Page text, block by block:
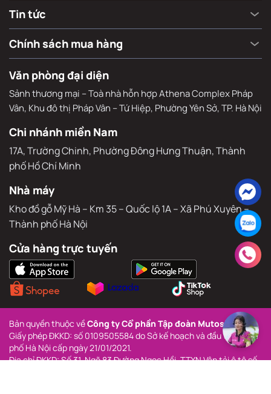
Chính sách mua hàng
Văn phòng đại diện
Sảnh thương mại – Toà nhà hỗn hợp Athena Complex Pháp
Vân, Khu đô thị Pháp Vân – Tứ Hiệp, Phường Yên Sở, TP. Hà Nội
Chi nhánh miền Nam
17A, Trường Chinh, Phường Đông Hưng Thuận, Thành
phố Hồ Chí Minh
Nhà máy
Kho đồ gỗ Mỹ Hà – Km 35 – Quốc lộ 1A – Xã Phú Xuyên –
Thành phố Hà Nội
Cửa hàng trực tuyến